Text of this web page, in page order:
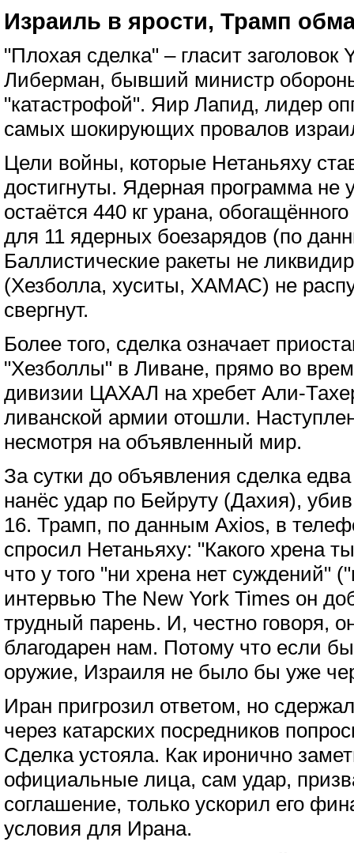
Израиль в ярости, Трамп
"Плохая сделка" – гласит заголовок
Либерман, бывший министр
"катастрофой". Яир Лапид, лидер
самых шокирующих провалов
Цели войны, которые Нетаньяху
достигнуты. Ядерная программа не
остаётся 440 кг урана,
для 11 ядерных боезарядов (по
Баллистические ракеты не
(Хезболла, хуситы, ХАМАС) не
свергнут.
Более того, сделка означает
"Хезболлы" в Ливане, прямо во
дивизии ЦАХАЛ на хребет Али-
ливанской армии отошли.
несмотря на объявленный мир.
За сутки до объявления сделка
нанёс удар по Бейруту (Дахия),
16. Трамп, по данным Axios, в
спросил Нетаньяху: "Какого хрена
что у того "ни хрена нет суждений"
интервью The New York Times он
трудный парень. И, честно говоря,
благодарен нам. Потому что если
оружие, Израиля не было бы уже
Иран пригрозил ответом, но
через катарских посредников
Сделка устояла. Как иронично
официальные лица, сам удар,
соглашение, только ускорил его
условия для Ирана.